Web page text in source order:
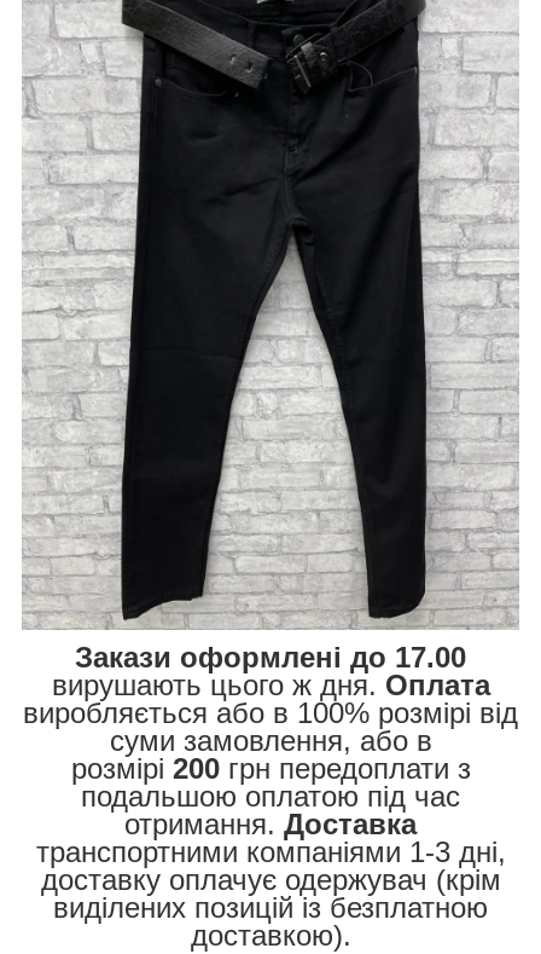
Закази оформлені до 17.00
вирушають цього ж дня. Оплата
виробляється або в 100% розмірі від
суми замовлення, або в
розмірі 200 грн передоплати з
подальшою оплатою під час
отримання. Доставка
транспортними компаніями 1-3 дні,
доставку оплачує одержувач (крім
виділених позицій із безплатною
доставкою).